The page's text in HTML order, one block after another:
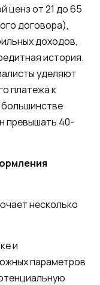
ценз от 21 до 65
договора),
доходов,
история.
уделяют
платежа к
превышать 40-
несколько
и
параметров